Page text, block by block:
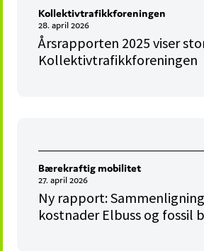
Kollektivtrafikkforeningen
28. april 2026
Årsrapporten 2025 viser
Kollektivtrafikkforeningen
Bærekraftig mobilitet
27. april 2026
Ny rapport:
kostnader Elbuss og fossil